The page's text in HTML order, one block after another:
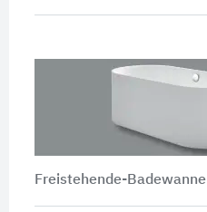
Freistehende-Badewanne